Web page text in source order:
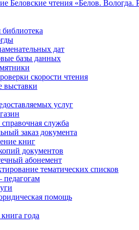
Беловские чтения «Белов. Вологда.
дат
базы данных
скорости чтения
выставки
услуг
служба
заказ документа
книг
документов
абонемент
тематических списков
педагогам
помощь
года